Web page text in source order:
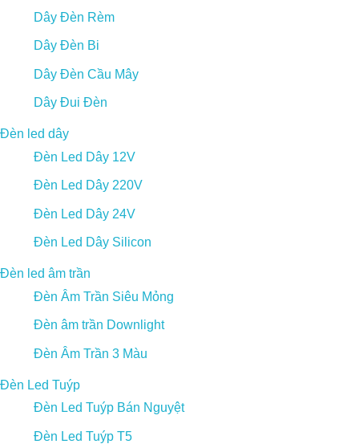
Dây Đèn Rèm
Dây Đèn Bi
Dây Đèn Cầu Mây
Dây Đui Đèn
Đèn led dây
Đèn Led Dây 12V
Đèn Led Dây 220V
Đèn Led Dây 24V
Đèn Led Dây Silicon
Đèn led âm trần
Đèn Âm Trần Siêu Mỏng
Đèn âm trần Downlight
Đèn Âm Trần 3 Màu
Đèn Led Tuýp
Đèn Led Tuýp Bán Nguyệt
Đèn Led Tuýp T5